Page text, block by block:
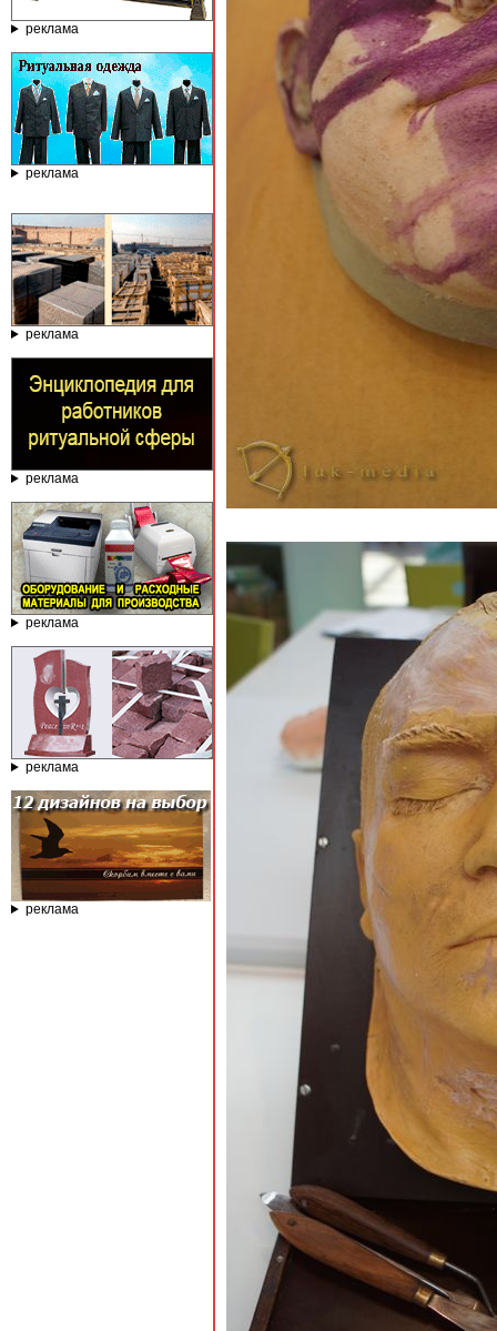
реклама
реклама
реклама
реклама
реклама
реклама
реклама